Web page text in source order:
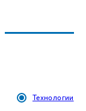
Технологии